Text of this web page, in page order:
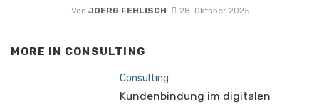
Von JOERG FEHLISCH 28. Oktober 2025
MORE IN CONSULTING
Consulting
Kundenbindung im digitalen